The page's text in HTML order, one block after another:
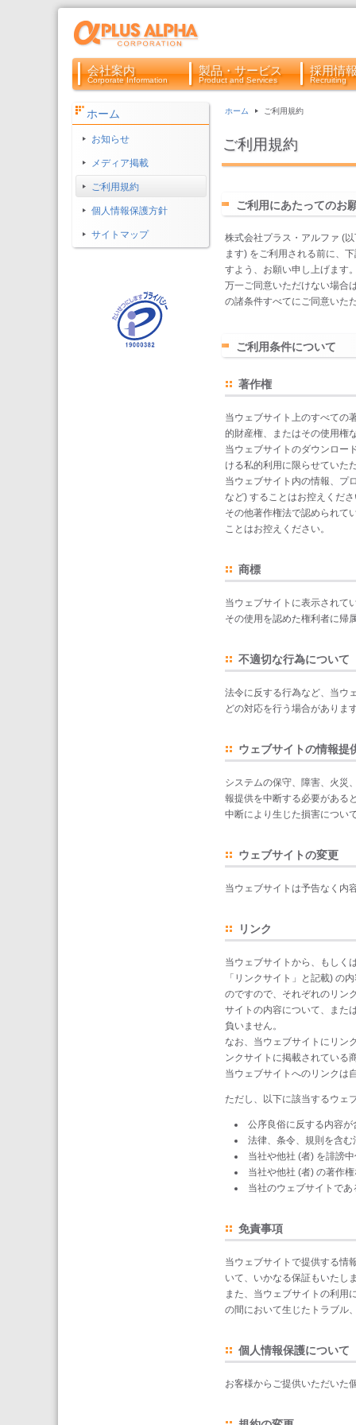
会社案内
Corporate Information
製品・サービス
Product and Services
採用情
Recruiting
ホーム
お知らせ
メディア掲載
ご利用規約
個人情報保護方針
サイトマップ
ホーム ご利用規約
ご利用規約
ご利用にあたってのお
株式会社プラス・アルファ (
ます) をご利用される前に、
すよう、お願い申し上げます
万一ご同意いただけない場合
の諸条件すべてにご同意いた
ご利用条件について
著作権
当ウェブサイト上のすべての
的財産権、またはその使用権
当ウェブサイトのダウンロー
ける私的利用に限らせていた
当ウェブサイト内の情報、プ
など) することはお控えくだ
その他著作権法で認められて
ことはお控えください。
商標
当ウェブサイトに表示されて
その使用を認めた権利者に帰
不適切な行為について
法令に反する行為など、当ウ
どの対応を行う場合がありま
ウェブサイトの情報提
システムの保守、障害、火災
報提供を中断する必要がある
中断により生じた損害につい
ウェブサイトの変更
当ウェブサイトは予告なく内
リンク
当ウェブサイトから、もしく
「リンクサイト」と記載) の
のですので、それぞれのリン
サイトの内容について、また
負いません。
なお、当ウェブサイトにリン
ンクサイトに掲載されている
当ウェブサイトへのリンクは
ただし、以下に該当するウェ
公序良俗に反する内容が
法律、条令、規則を含
当社や他社 (者) を誹謗
当社や他社 (者) の著作
当社のウェブサイトで
免責事項
当ウェブサイトで提供する情
いて、いかなる保証もいたし
また、当ウェブサイトの利用
の間において生じたトラブル
個人情報保護について
お客様からご提供いただいた